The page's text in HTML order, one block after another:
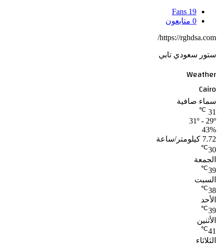
19
Fans
0 متابعون
https://rghdsa.com/
ستور سعودي تابي
Weather
Cairo
سماء صافية
31
℃
31º - 29º
43%
7.72 كيلومتر/ساعة
30
℃
الجمعة
39
℃
السبت
38
℃
الأحد
39
℃
الأثنين
41
℃
الثلاثاء